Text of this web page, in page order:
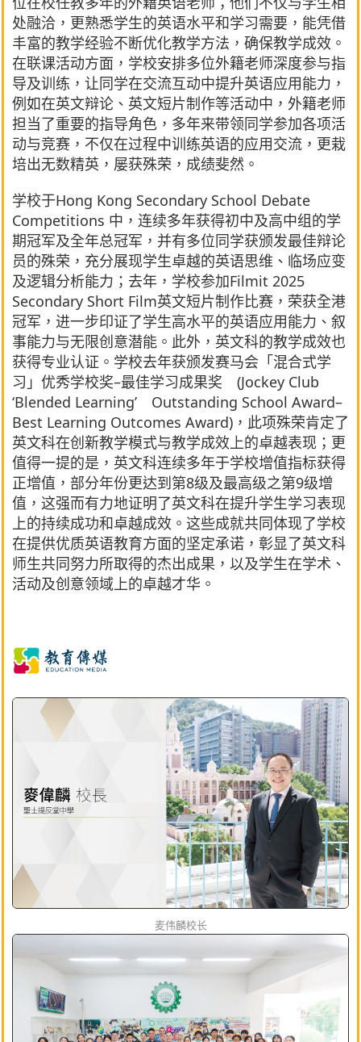
处融洽，更熟悉学生的英语水平和学习需要，能凭借
丰富的教学经验不断优化教学方法，确保教学成效。
在联课活动方面，学校安排多位外籍老师深度参与指
导及训练，让同学在交流互动中提升英语应用能力，
例如在英文辩论、英文短片制作等活动中，外籍老师
担当了重要的指导角色，多年来带领同学参加各项活
动与竞赛，不仅在过程中训练英语的应用交流，更栽
培出无数精英，屡获殊荣，成绩斐然。
学校于Hong Kong Secondary School Debate
Competitions 中，连续多年获得初中及高中组的学
期冠军及全年总冠军，并有多位同学获颁发最佳辩论
员的殊荣，充分展现学生卓越的英语思维、临场应变
及逻辑分析能力；去年，学校参加Filmit 2025
Secondary Short Film英文短片制作比赛，荣获全港
冠军，进一步印证了学生高水平的英语应用能力、叙
事能力与无限创意潜能。此外，英文科的教学成效也
获得专业认证。学校去年获颁发赛马会「混合式学
习」优秀学校奖–最佳学习成果奖 (Jockey Club
‘Blended Learning’ Outstanding School Award–
Best Learning Outcomes Award)，此项殊荣肯定了
英文科在创新教学模式与教学成效上的卓越表现；更
值得一提的是，英文科连续多年于学校增值指标获得
正增值，部分年份更达到第8级及最高级之第9级增
值，这强而有力地证明了英文科在提升学生学习表现
上的持续成功和卓越成效。这些成就共同体现了学校
在提供优质英语教育方面的坚定承诺，彰显了英文科
师生共同努力所取得的杰出成果，以及学生在学术、
活动及创意领域上的卓越才华。
麦伟麟校长